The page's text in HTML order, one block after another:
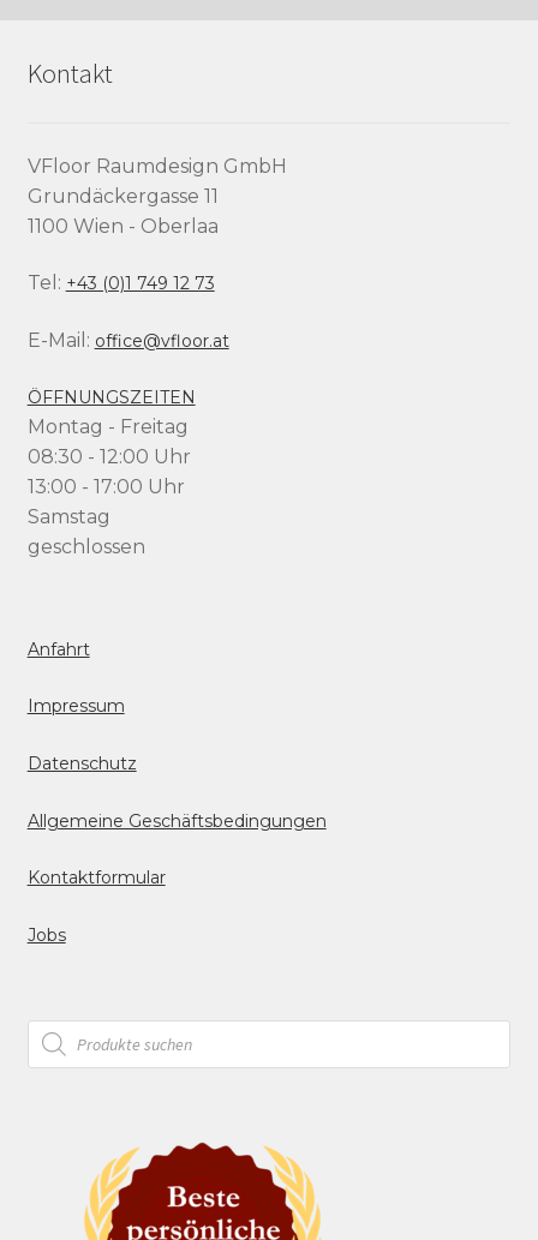
Kontakt
VFloor Raumdesign GmbH
Grundäckergasse 11
1100 Wien - Oberlaa
Tel: +43 (0)1 749 12 73
E-Mail: office@vfloor.at
ÖFFNUNGSZEITEN
Montag - Freitag
08:30 - 12:00 Uhr
13:00 - 17:00 Uhr
Samstag
geschlossen
Anfahrt
Impressum
Datenschutz
Allgemeine Geschäftsbedingungen
Kontaktformular
Jobs
Products
search